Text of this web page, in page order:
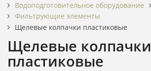
Водоподготовительное оборудование
Фильтрующие элементы
Щелевые колпачки пластиковые
Щелевые колпачки
пластиковые